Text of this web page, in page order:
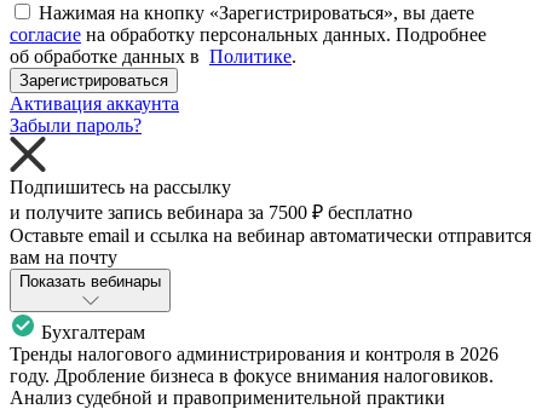
Нажимая на кнопку «Зарегистрироваться», вы даете
согласие на обработку персональных данных. Подробнее
об обработке данных в Политике.
Зарегистрироваться
Активация аккаунта
Забыли пароль?
Подпишитесь на рассылку
и получите запись вебинара за 7500 ₽ бесплатно
Оставьте email и ссылка на вебинар автоматически отправится
вам на почту
Показать вебинары
Бухгалтерам
Тренды налогового администрирования и контроля в 2026
году. Дробление бизнеса в фокусе внимания налоговиков.
Анализ судебной и правоприменительной практики